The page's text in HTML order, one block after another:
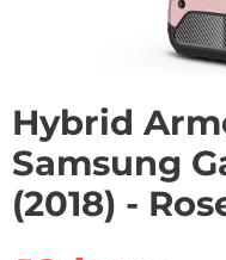
Hybrid
Samsung
(2018) -